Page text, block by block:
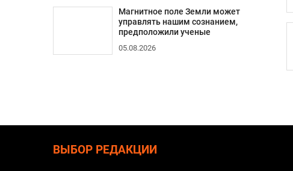
Магнитное поле Земли может
управлять нашим сознанием,
предположили ученые
05.08.2026
ВЫБОР РЕДАКЦИИ